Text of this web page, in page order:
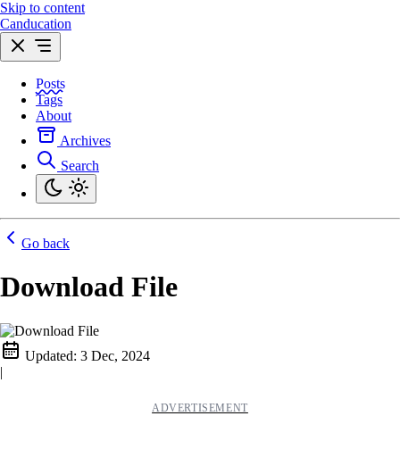
Skip to content
Canducation
Posts
Tags
About
Archives
Search
Go back
Download File
Updated: 3 Dec, 2024
|